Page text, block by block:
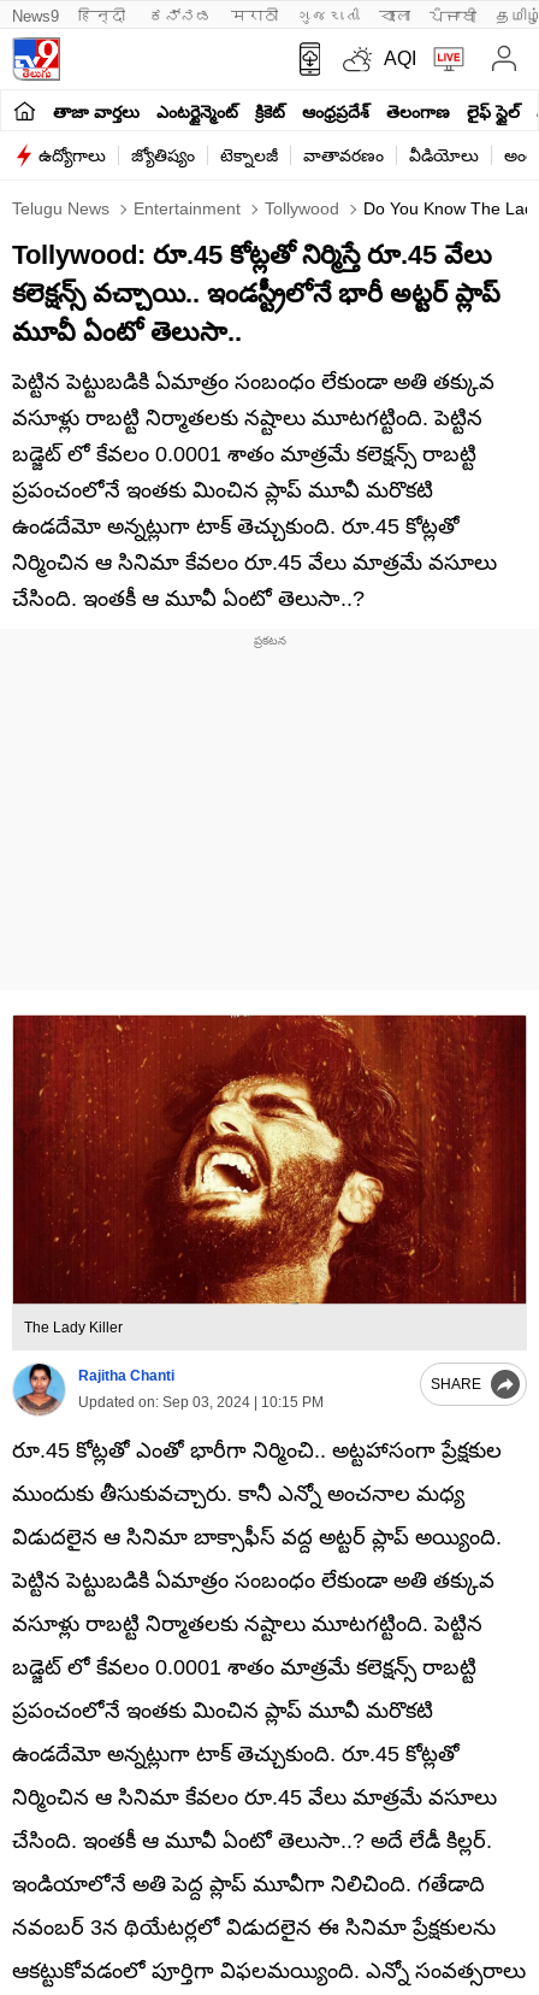
News9 हिन्दी ಕನ್ನಡ मराठी ગુજરાતી বাংলা ਪੰਜਾਬੀ
AQI
తాజా వార్తలు ఎంటర్టైన్మెంట్ క్రికెట్ ఆంధ్రప్రదేశ్ తెలంగాణ లైఫ్ స్టైల్
ఉద్యోగాలు జ్యోతిష్యం టెక్నాలజీ వాతావరణం వీడియోలు
Telugu News Entertainment Tollywood Do You Know The
Tollywood: రూ.45 కోట్లతో నిర్మిస్తే రూ.45 వేలు
కలెక్షన్స్ వచ్చాయి.. ఇండస్ట్రీలోనే భారీ అట్టర్ ప్లాప్
మూవీ ఏంటో తెలుసా..
పెట్టిన పెట్టుబడికి ఏమాత్రం సంబంధం లేకుండా అతి తక్కువ
వసూళ్లు రాబట్టి నిర్మాతలకు నష్టాలు మూటగట్టింది. పెట్టిన
బడ్జెట్ లో కేవలం 0.0001 శాతం మాత్రమే కలెక్షన్స్ రాబట్టి
ప్రపంచంలోనే ఇంతకు మించిన ప్లాప్ మూవీ మరొకటి
ఉండదేమో అన్నట్లుగా టాక్ తెచ్చుకుంది. రూ.45 కోట్లతో
నిర్మించిన ఆ సినిమా కేవలం రూ.45 వేలు మాత్రమే వసూలు
చేసింది. ఇంతకీ ఆ మూవీ ఏంటో తెలుసా..?
The Lady Killer
Rajitha Chanti
Updated on: Sep 03, 2024 | 10:15 PM
SHARE
రూ.45 కోట్లతో ఎంతో భారీగా నిర్మించి.. అట్టహాసంగా ప్రేక్షకుల
ముందుకు తీసుకువచ్చారు. కానీ ఎన్నో అంచనాల మధ్య
విడుదలైన ఆ సినిమా బాక్సాఫీస్ వద్ద అట్టర్ ప్లాప్ అయ్యింది.
పెట్టిన పెట్టుబడికి ఏమాత్రం సంబంధం లేకుండా అతి తక్కువ
వసూళ్లు రాబట్టి నిర్మాతలకు నష్టాలు మూటగట్టింది. పెట్టిన
బడ్జెట్ లో కేవలం 0.0001 శాతం మాత్రమే కలెక్షన్స్ రాబట్టి
ప్రపంచంలోనే ఇంతకు మించిన ప్లాప్ మూవీ మరొకటి
ఉండదేమో అన్నట్లుగా టాక్ తెచ్చుకుంది. రూ.45 కోట్లతో
నిర్మించిన ఆ సినిమా కేవలం రూ.45 వేలు మాత్రమే వసూలు
చేసింది. ఇంతకీ ఆ మూవీ ఏంటో తెలుసా..? అదే లేడీ కిల్లర్.
ఇండియాలోనే అతి పెద్ద ప్లాప్ మూవీగా నిలిచింది. గతేడాది
నవంబర్ 3న థియేటర్లలో విడుదలైన ఈ సినిమా ప్రేక్షకులను
ఆకట్టుకోవడంలో పూర్తిగా విఫలమయ్యింది. ఎన్నో సంవత్సరాలు